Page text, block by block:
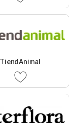
TiendAnimal